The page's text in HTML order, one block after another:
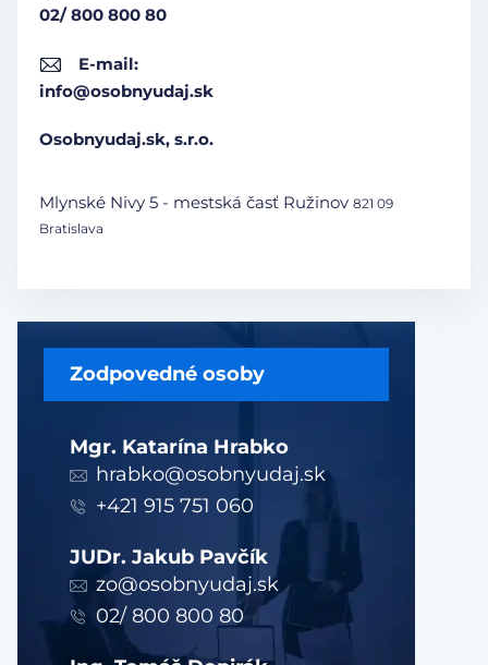
Zodpovedné osoby
Mgr. Katarína Hrabko
hrabko@osobnyudaj.sk
+421 915 751 060
JUDr. Jakub Pavčík
zo@osobnyudaj.sk
02/ 800 800 80
02/ 800 800 80
E-mail:
info@osobnyudaj.sk
Osobnyudaj.sk, s.r.o.
Mlynské Nivy 5 - mestská časť Ružinov 821 09
Bratislava